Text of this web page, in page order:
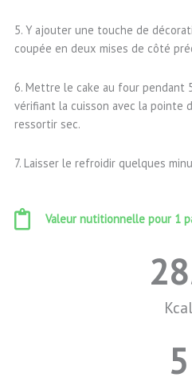
5. Y ajouter une touche de
coupée en deux mises de côté
6. Mettre le cake au four pendant
vérifiant la cuisson avec la pointe
ressortir sec.
7. Laisser le refroidir quelques
Valeur nutitionnelle pour 1
Kcal
5